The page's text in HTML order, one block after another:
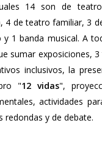
14 son de
4 de teatro familiar, 3
y 1 banda musical. A
sumar exposiciones, 3
inclusivos, la
"12 vidas",
actividades
redondas y de debate.